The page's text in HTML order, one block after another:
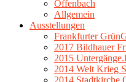
Offenbach
Allgemein
Ausstellungen
Frankfurter
2017 Bildhauer
2015
2014 Welt Krieg
2014 Stadtkirche